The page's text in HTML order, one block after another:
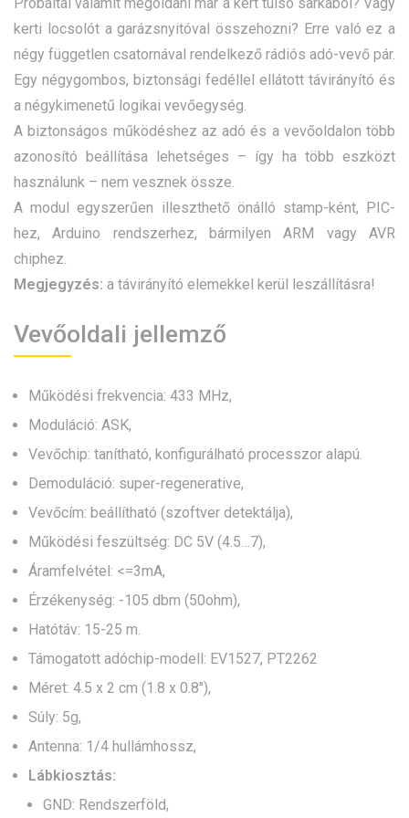
kerti locsolót a garázsnyitóval összehozni? Erre való ez a
négy független csatornával rendelkező rádiós adó-vevő pár.
Egy négygombos, biztonsági fedéllel ellátott távirányító és
a négykimenetű logikai vevőegység.
A biztonságos működéshez az adó és a vevőoldalon több
azonosító beállítása lehetséges – így ha több eszközt
használunk – nem vesznek össze.
A modul egyszerűen illeszthető önálló stamp-ként, PIC-
hez, Arduino rendszerhez, bármilyen ARM vagy AVR
chiphez.
Megjegyzés: a távirányító elemekkel kerül leszállításra!
Vevőoldali jellemző
Működési frekvencia: 433 MHz,
Moduláció: ASK,
Vevőchip: tanítható, konfigurálható processzor alapú.
Demoduláció: super-regenerative,
Vevőcím: beállítható (szoftver detektálja),
Működési feszültség: DC 5V (4.5…7),
Áramfelvétel: <=3mA,
Érzékenység: -105 dbm (50ohm),
Hatótáv: 15-25 m.
Támogatott adóchip-modell: EV1527, PT2262
Méret: 4.5 x 2 cm (1.8 x 0.8″),
Súly: 5g,
Antenna: 1/4 hullámhossz,
Lábkiosztás:
GND: Rendszerföld,